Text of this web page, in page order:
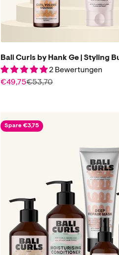
Bali Curls by Hank Ge | Styling
2 Bewertungen
Angebot
€49,75Regulärer Preis
€53,70
Spare €3,75